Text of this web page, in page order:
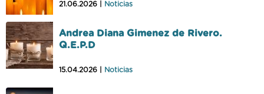
21.06.2026 | Noticias
Andrea Diana Gimenez de Rivero.
Q.E.P.D
15.04.2026 | Noticias